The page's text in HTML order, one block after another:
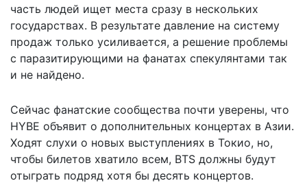
часть людей ищет места сразу в нескольких
государствах. В результате давление на систему
продаж только усиливается, а решение проблемы
с паразитирующими на фанатах спекулянтами так
и не найдено.
Сейчас фанатские сообщества почти уверены, что
HYBE объявит о дополнительных концертах в Азии.
Ходят слухи о новых выступлениях в Токио, но,
чтобы билетов хватило всем, BTS должны будут
отыграть подряд хотя бы десять концертов.